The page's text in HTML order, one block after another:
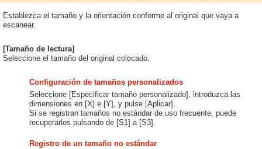
Establezca el tamaño y la orientación conforme al original que vaya a
escanear.
[Tamaño de lectura]
Seleccione el tamaño del original colocado.
Configuración de tamaños personalizados
Seleccione [Especificar tamaño personalizado], introduzca las
dimensiones en [X] e [Y], y pulse [Aplicar].
Si se registran tamaños no estándar de uso frecuente, puede
recuperarlos pulsando de [S1] a [S3].
Registro de un tamaño no estándar